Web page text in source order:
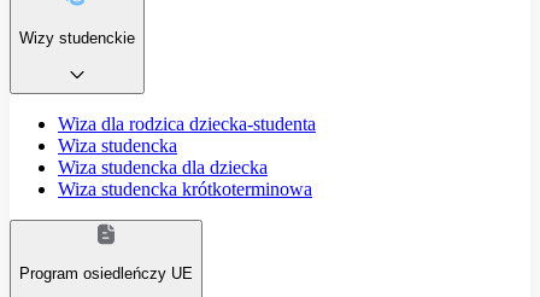
Wizy studenckie
Wiza dla rodzica dziecka-studenta
Wiza studencka
Wiza studencka dla dziecka
Wiza studencka krótkoterminowa
Program osiedleńczy UE